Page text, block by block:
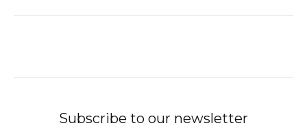
Subscribe to our newsletter